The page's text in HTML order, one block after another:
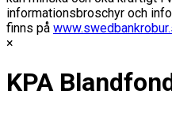
informationsbroschyr och
finns på
KPA